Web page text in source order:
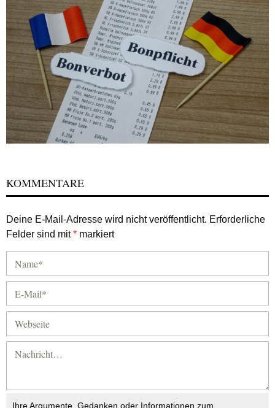
KOMMENTARE
Deine E-Mail-Adresse wird nicht veröffentlicht. Erforderliche
Felder sind mit* markiert
Ihre Argumente, Gedanken oder Informationen zum